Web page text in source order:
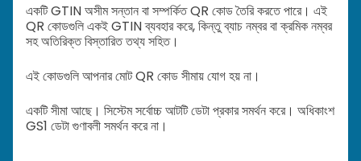
একটি GTIN অসীম সন্তান বা সম্পর্কিত QR কোড তৈরি করতে পারে। এই
QR কোডগুলি একই GTIN ব্যবহার করে, কিন্তু ব্যাচ নম্বর বা ক্রমিক নম্বর
সহ অতিরিক্ত বিস্তারিত তথ্য সহিত।
এই কোডগুলি আপনার মোট QR কোড সীমায় যোগ হয় না।
একটি সীমা আছে। সিস্টেম সর্বোচ্চ আটটি ডেটা প্রকার সমর্থন করে। অধিকাংশ
GS1 ডেটা গুণাবলী সমর্থন করে না।